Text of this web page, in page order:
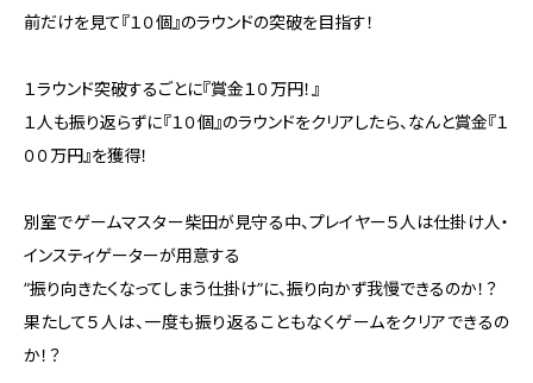
前だけを見て『１０個』のラウンドの突破を目指す！
１ラウンド突破するごとに『賞金１０万円！』
１人も振り返らずに『１０個』のラウンドをクリアしたら、なんと賞金『１
００万円』を獲得！
別室でゲームマスター柴田が見守る中、プレイヤー５人は仕掛け人・
インスティゲーターが用意する
”振り向きたくなってしまう仕掛け”に、振り向かず我慢できるのか！？
果たして５人は、一度も振り返ることもなくゲームをクリアできるの
か！？